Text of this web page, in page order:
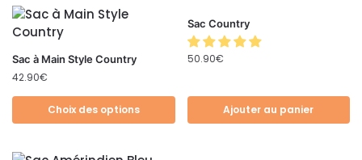
Sac à Main Style Country
42.90€
Choix des options
Sac Country
50.90€
Ajouter au panier